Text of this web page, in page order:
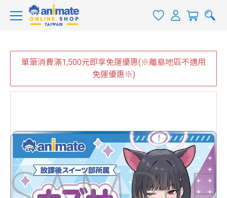
單筆消費滿1,500元即享免運優惠(※離島地區不適用
免運優惠※)